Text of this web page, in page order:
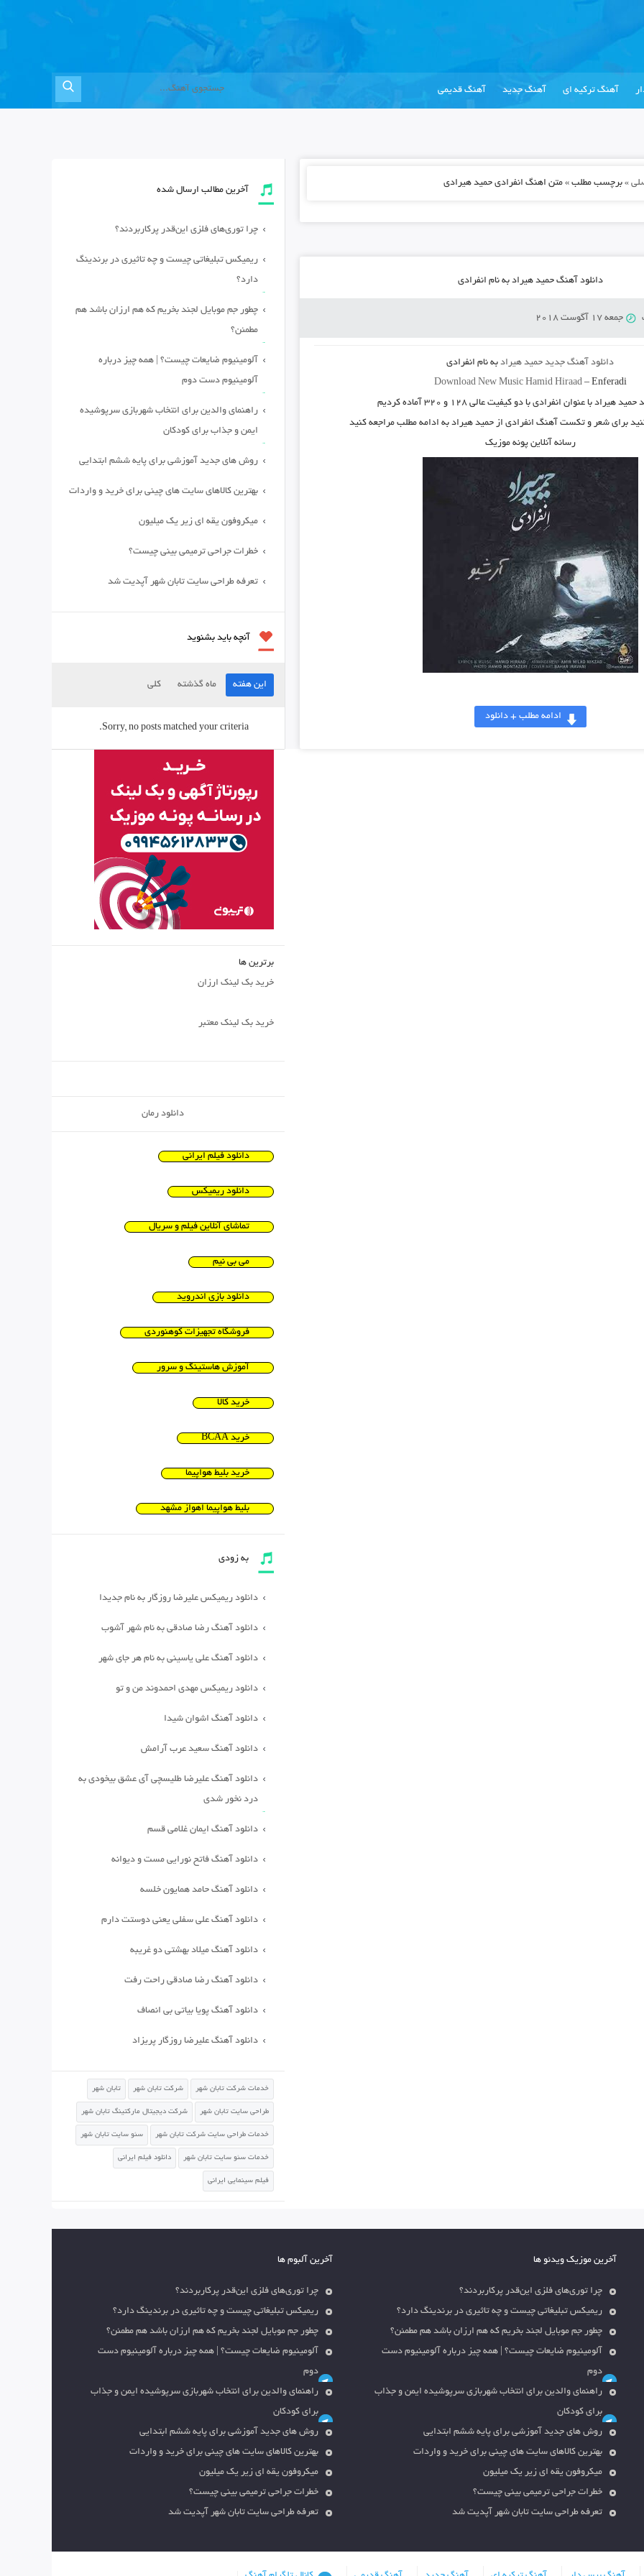
آهنگ ترکیه ای آهنگ جدید آهنگ قدیمی
» برچسب مطلب » متن اهنگ انفرادی حمید هیرادی
دانلود آهنگ حمید هیراد به نام انفرادی
جمعه 17 آگوست 2018
دانلود آهنگ جدید حمید هیرادبه نام انفرادی
Download New Music Hamid Hiraad– Enferadi
حمید هیرادبا عنوان انفرادیبا دو کیفیت عالی ۱۲۸ و ۳۲۰ آماده کردیم
برای شعر و تکست آهنگ انفرادی از حمید هیراد به ادامه مطلب مراجعه کنید
رسانه آنلاین پونه موزیک
ادامه مطلب + دانلود
آخرین مطالب ارسال شده
چرا توری‌های فلزی این‌قدر پرکاربردند؟
ریمیکس تبلیغاتی چیست و چه تاثیری در برندینگ
دارد؟
چطور جم موبایل لجند بخریم که هم ارزان باشد هم
مطمئن؟
آلومینیوم ضایعات چیست؟ | همه چیز درباره
آلومینیوم دست دوم
راهنمای والدین برای انتخاب شهربازی سرپوشیده
ایمن و جذاب برای کودکان
روش های جدید آموزشی برای پایه ششم ابتدایی
بهترین کالاهای سایت های چینی برای خرید و واردات
میکروفون یقه ای زیر یک میلیون
خطرات جراحی ترمیمی بینی چیست؟
تعرفه طراحی سایت تابان شهر آپدیت شد
آنچه باید بشنوید
این هفته ماه گذشته کلی
Sorry, no posts matched your criteria.
برترین ها
خرید بک لینک ارزان
خرید بک لینک معتبر
دانلود رمان
دانلود فیلم ایرانی
دانلود ریمیکس
تماشای آنلاین فیلم و سریال
می بی نیم
دانلود بازی اندروید
فروشگاه تجهیزات کوهنوردی
آموزش هاستینگ و سرور
خرید کالا
خرید BCAA
خرید بلیط هواپیما
بلیط هواپیما اهواز مشهد
به زودی
دانلود ریمیکس علیرضا روزگار به نام جدیدا
دانلود آهنگ رضا صادقی به نام شهر آشوب
دانلود آهنگ علی یاسینی به نام هر جای شهر
دانلود ریمیکس مهدی احمدوند من و تو
دانلود آهنگ اشوان شیدا
دانلود آهنگ سعید عرب آرامش
دانلود آهنگ علیرضا طلیسچی آی عشق بیخودی به
درد نخور شدی
دانلود آهنگ ایمان غلامی قسم
دانلود آهنگ فاتح نورایی مست و دیوانه
دانلود آهنگ حامد همایون خلسه
دانلود آهنگ علی سفلی یعنی دوستت دارم
دانلود آهنگ میلاد بهشتی دو غریبه
دانلود آهنگ رضا صادقی راحت رفت
دانلود آهنگ پویا بیاتی بی انصاف
دانلود آهنگ علیرضا روزگار پریزاد
خدمات شرکت تابان شهر شرکت تابان شهر تابان شهر
طراحی سایت تابان شهر شرکت دیجیتال مارکتینگ تابان شهر
خدمات طراحی سایت شرکت تابان شهر سئو سایت تابان شهر
خدمات سئو سایت تابان شهر دانلود فیلم ایرانی
فیلم سینمایی ایرانی
آخرین موزیک ویدئو ها
چرا توری‌های فلزی این‌قدر پرکاربردند؟
ریمیکس تبلیغاتی چیست و چه تاثیری در برندینگ دارد؟
چطور جم موبایل لجند بخریم که هم ارزان باشد هم مطمئن؟
آلومینیوم ضایعات چیست؟ | همه چیز درباره آلومینیوم دست
دوم
راهنمای والدین برای انتخاب شهربازی سرپوشیده ایمن و جذاب
برای کودکان
روش های جدید آموزشی برای پایه ششم ابتدایی
بهترین کالاهای سایت های چینی برای خرید و واردات
میکروفون یقه ای زیر یک میلیون
خطرات جراحی ترمیمی بینی چیست؟
تعرفه طراحی سایت تابان شهر آپدیت شد
آخرین آلبوم ها
چرا توری‌های فلزی این‌قدر پرکاربردند؟
ریمیکس تبلیغاتی چیست و چه تاثیری در برندینگ دارد؟
چطور جم موبایل لجند بخریم که هم ارزان باشد هم مطمئن؟
آلومینیوم ضایعات چیست؟ | همه چیز درباره آلومینیوم دست
دوم
راهنمای والدین برای انتخاب شهربازی سرپوشیده ایمن و جذاب
برای کودکان
روش های جدید آموزشی برای پایه ششم ابتدایی
بهترین کالاهای سایت های چینی برای خرید و واردات
میکروفون یقه ای زیر یک میلیون
خطرات جراحی ترمیمی بینی چیست؟
تعرفه طراحی سایت تابان شهر آپدیت شد